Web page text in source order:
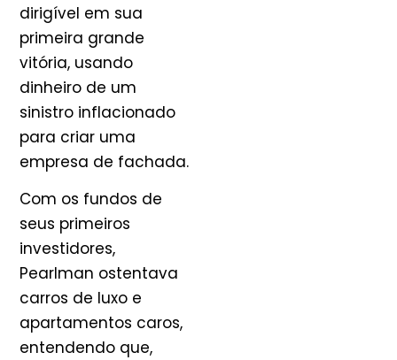
dirigível em sua
primeira grande
vitória, usando
dinheiro de um
sinistro inflacionado
para criar uma
empresa de fachada.
Com os fundos de
seus primeiros
investidores,
Pearlman ostentava
carros de luxo e
apartamentos caros,
entendendo que,